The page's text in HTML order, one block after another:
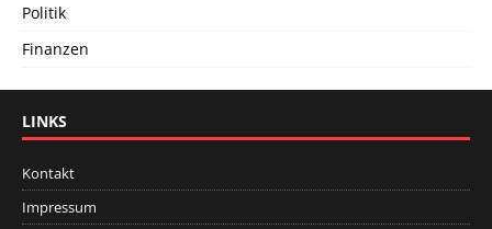
Politik
Finanzen
LINKS
Kontakt
Impressum